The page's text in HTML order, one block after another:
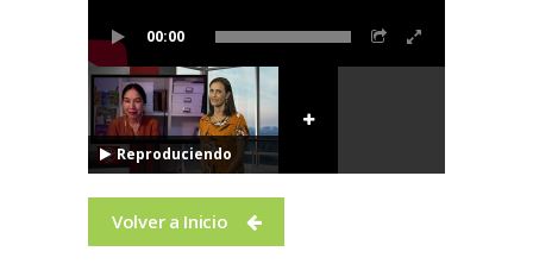
00:00
Reproduciendo
Volver a Inicio